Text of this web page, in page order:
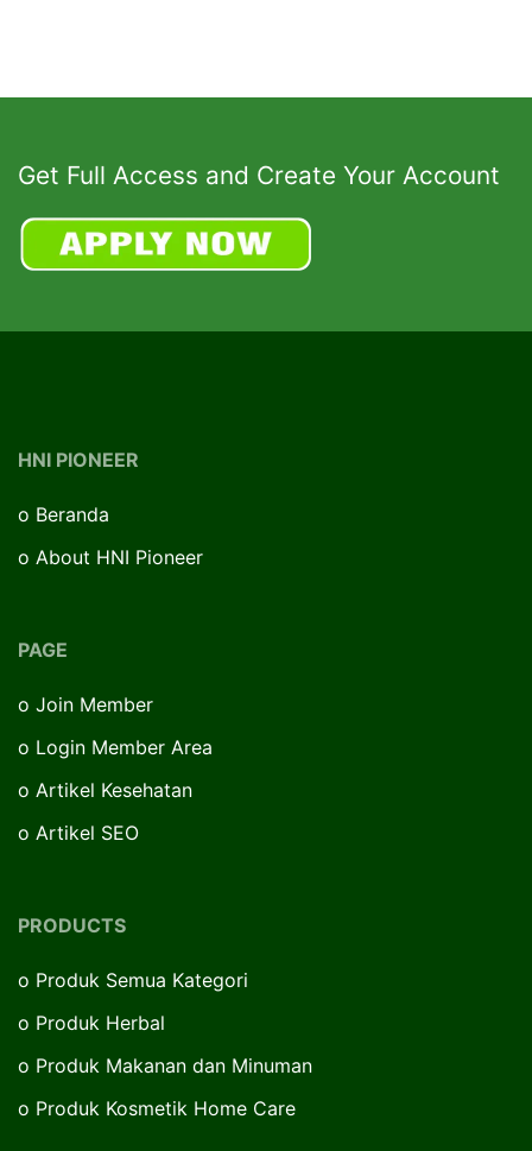
Get Full Access and Create Your Account
HNI PIONEER
o Beranda
o About HNI Pioneer
PAGE
o Join Member
o Login Member Area
o Artikel Kesehatan
o Artikel SEO
PRODUCTS
o Produk Semua Kategori
o Produk Herbal
o Produk Makanan dan Minuman
o Produk Kosmetik Home Care